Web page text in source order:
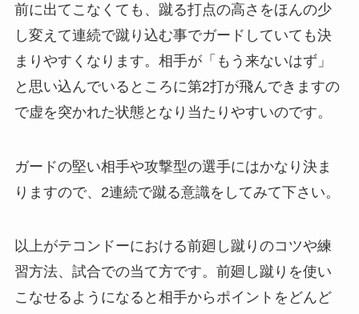
前に出てこなくても、蹴る打点の高さをほんの少
し変えて連続で蹴り込む事でガードしていても決
まりやすくなります。相手が「もう来ないはず」
と思い込んでいるところに第2打が飛んできますの
で虚を突かれた状態となり当たりやすいのです。
ガードの堅い相手や攻撃型の選手にはかなり決ま
りますので、2連続で蹴る意識をしてみて下さい。
以上がテコンドーにおける前廻し蹴りのコツや練
習方法、試合での当て方です。前廻し蹴りを使い
こなせるようになると相手からポイントをどんど